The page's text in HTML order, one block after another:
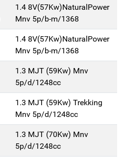
1.4 8V(57Kw)NaturalPower
Mnv 5p/b-m/1368
1.4 8V(57Kw)NaturalPower
Mnv 5p/b-m/1368
1.3 MJT (59Kw) Mnv
5p/d/1248cc
1.3 MJT (59Kw) Trekking
Mnv 5p/d/1248cc
1.3 MJT (70Kw) Mnv
5p/d/1248cc